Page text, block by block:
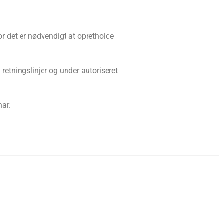
det er nødvendigt at opretholde
og under autoriseret